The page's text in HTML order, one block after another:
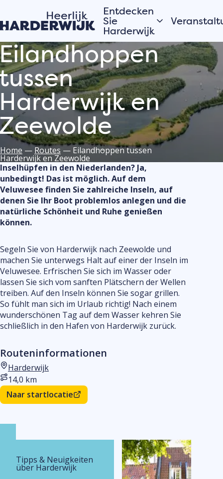
Entdecken
Sie
Harderwijk
Hansestadt
Wasser
Veluwe
Dörfer
Geschichten aus
der Stadt
Die Einwohner von
Hardewijk erzählen
Heute
Morgen
Dieses
Alles
oder
Trage
en
Home — Routes — Eilandhoppen tussen
Harderwijk en Zeewolde
Inselhüpfen in den Niederlanden? Ja,
unbedingt! Das ist möglich. Auf dem
Veluwesee finden Sie zahlreiche Inseln, auf
denen Sie Ihr Boot problemlos anlegen und die
natürliche Schönheit und Ruhe genießen
können.
Segeln Sie von Harderwijk nach Zeewolde und
machen Sie unterwegs Halt auf einer der Inseln im
Veluwesee. Erfrischen Sie sich im Wasser oder
lassen Sie sich vom sanften Plätschern der Wellen
treiben. Auf den Inseln können Sie sogar grillen.
So fühlt man sich im Urlaub richtig! Nach einem
wunderschönen Tag auf dem Wasser kehren Sie
schließlich in den Hafen von Harderwijk zurück.
Routeninformationen
Startort
Harderwijk
Entfernung
14,0 km
Naar startlocatie
Tipps & Neuigkeiten
über Harderwijk